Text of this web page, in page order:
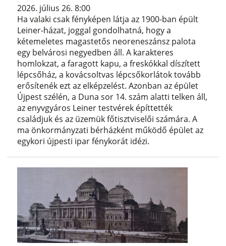
2026. július 26. 8:00
Ha valaki csak fényképen látja az 1900-ban épült
Leiner-házat, joggal gondolhatná, hogy a
kétemeletes magastetős neoreneszánsz palota
egy belvárosi negyedben áll. A karakteres
homlokzat, a faragott kapu, a freskókkal díszített
lépcsőház, a kovácsoltvas lépcsőkorlátok tovább
erősítenék ezt az elképzelést. Azonban az épület
Újpest szélén, a Duna sor 14. szám alatti telken áll,
az enyvgyáros Leiner testvérek építtették
családjuk és az üzemük főtisztviselői számára. A
ma önkormányzati bérházként működő épület az
egykori újpesti ipar fénykorát idézi.